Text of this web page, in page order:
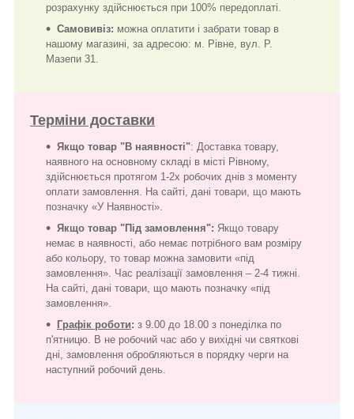
розрахунку здійснюється при 100% передоплаті.
Самовивіз: можна оплатити і забрати товар в
нашому магазині, за адресою: м. Рівне, вул. Р.
Мазепи 31.
Терміни доставки
Якщо товар "В наявності": Доставка товару,
наявного на основному складі в місті Рівному,
здійснюється протягом 1-2х робочих днів з моменту
оплати замовлення. На сайті, дані товари, що мають
позначку «У Наявності».
Якщо товар "Під замовлення": Якщо товару
немає в наявності, або немає потрібного вам розміру
або кольору, то товар можна замовити «під
замовлення». Час реалізації замовлення – 2-4 тижні.
На сайті, дані товари, що мають позначку «під
замовлення».
Графік роботи: з 9.00 до 18.00 з понеділка по
п'ятницю. В не робочий час або у вихідні чи святкові
дні, замовлення обробляються в порядку черги на
наступний робочий день.